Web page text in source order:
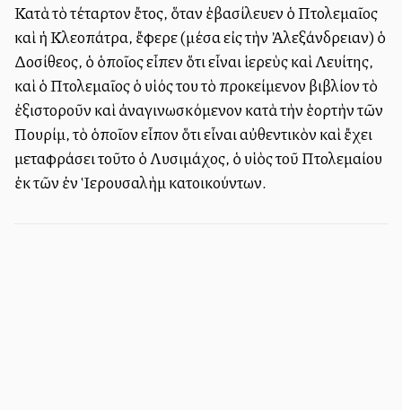
Κατὰ τὸ τέταρτον ἔτος, ὅταν ἐβασίλευεν ὁ Πτολεμαῖος
καὶ ἡ Κλεοπάτρα, ἔφερε (μέσα εἰς τὴν Ἀλεξάνδρειαν) ὁ
Δοσίθεος, ὁ ὁποῖος εἶπεν ὅτι εἶναι ἱερεὺς καὶ Λευίτης,
καὶ ὁ Πτολεμαῖος ὁ υἱός του τὸ προκείμενον βιβλίον τὸ
ἐξιστοροῦν καὶ ἀναγινωσκόμενον κατὰ τὴν ἑορτὴν τῶν
Πουρίμ, τὸ ὁποῖον εἶπον ὅτι εἶναι αὐθεντικὸν καὶ ἔχει
μεταφράσει τοῦτο ὁ Λυσιμάχος, ὁ υἱὸς τοῦ Πτολεμαίου
ἐκ τῶν ἐν Ἱερουσαλὴμ κατοικούντων.